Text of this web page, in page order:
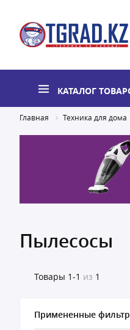
КАТАЛОГ
Главная Техника для дома
Пылесосы
Товары 1-1 из 1
Примененные